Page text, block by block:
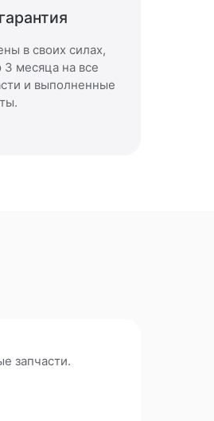
в своих силах,
3 месяца на все
и выполненные
запчасти.